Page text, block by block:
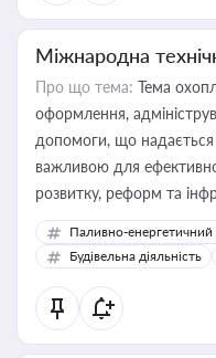
Міжнародна
Про що тема: Тема
оформлення,
допомоги, що надається
важливою для
розвитку, реформ та
Паливно-
Будівельна діяльність